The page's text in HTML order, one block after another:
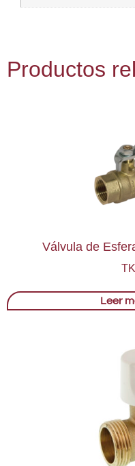
Productos
Válvula de
Leer